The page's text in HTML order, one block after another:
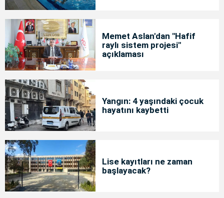
Memet Aslan'dan "Hafif
raylı sistem projesi"
açıklaması
Yangın: 4 yaşındaki çocuk
hayatını kaybetti
Lise kayıtları ne zaman
başlayacak?